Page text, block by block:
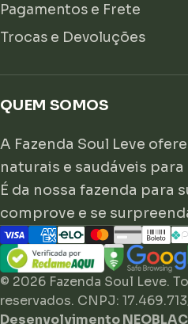
Pagamentos e Frete
Trocas e Devoluções
QUEM SOMOS
A Fazenda Soul Leve
naturais e saudáveis
É da nossa fazenda para
comprove e se
© 2026 Fazenda Soul Leve.
reservados. CNPJ:
Desenvolvimento